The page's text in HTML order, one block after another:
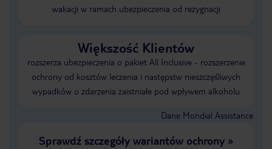
wakacji w ramach ubezpieczenia od rezygnacji
Większość Klientów
rozszerza ubezpieczenia o pakiet All Inclusive - rozszerzenie
ochrony od kosztów leczenia i następstw nieszczęśliwych
wypadków o zdarzenia zaistniałe pod wpływem alkoholu
Dane Mondial Assistance
Sprawdź szczegóły wariantów ochrony»